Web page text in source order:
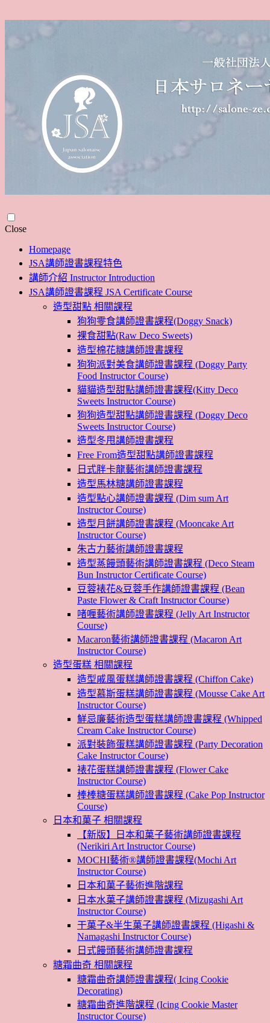
CloseSkip
content
Homepage
JSA講師證書課程特色
講師介紹 Instructor Introduction
JSA講師證書課程 JSA Certificate Course
造型甜點 相關課程
狗狗零食講師證書課程(Doggy Snack)
裸食甜點(Raw Deco Sweets)
造型棉花糖講師證書課程
狗狗派對美食講師證書課程 (Doggy Party
Food Instructor Course)
貓貓造型甜點講師證書課程(Kitty Deco
Sweets Instructor Course)
狗狗造型甜點講師證書課程 (Doggy Deco
Sweets Instructor Course)
造型冬甩講師證書課程
Free From造型甜點講師證書課程
日式胖卡龍藝術講師證書課程
造型馬林糖講師證書課程
造型點心講師證書課程 (Dim sum Art
Instructor Course)
造型月餅講師證書課程 (Mooncake Art
Instructor Course)
朱古力藝術講師證書課程
造型蒸饅頭藝術講師證書課程 (Deco Steam
Bun Instructor Certificate Course)
豆蓉裱花&豆蓉手作講師證書課程 (Bean
Paste Flower & Craft Instructor Course)
啫喱藝術講師證書課程 (Jelly Art Instructor
Course)
Macaron藝術講師證書課程 (Macaron Art
Instructor Course)
造型蛋糕 相關課程
造型戚風蛋糕講師證書課程 (Chiffon Cake)
造型慕斯蛋糕講師證書課程 (Mousse Cake Art
Instructor Course)
鮮忌廉藝術造型蛋糕講師證書課程 (Whipped
Cream Cake Instructor Course)
派對裝飾蛋糕講師證書課程 (Party Decoration
Cake Instructor Course)
裱花蛋糕講師證書課程 (Flower Cake
Instructor Course)
棒棒糖蛋糕講師證書課程 (Cake Pop Instructor
Course)
日本和菓子 相關課程
【新版】日本和菓子藝術講師證書課程
(Nerikiri Art Instructor Course)
MOCHI藝術®講師證書課程(Mochi Art
Instructor Course)
日本和菓子藝術進階課程
日本水菓子講師證書課程 (Mizugashi Art
Instructor Course)
干菓子&半生菓子講師證書課程 (Higashi &
Namagashi Instructor Course)
日式饅頭藝術講師證書課程
糖霜曲奇 相關課程
糖霜曲奇講師證書課程( Icing Cookie
Decorating)
糖霜曲奇進階課程 (Icing Cookie Master
Instructor Course)